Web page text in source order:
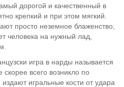
дорогой и качественный в
крепкий и при этом мягкий.
просто неземное блаженство,
человека на нужный лад,
игра в нарды называется
скорее всего возникло по
игральные кости от удара